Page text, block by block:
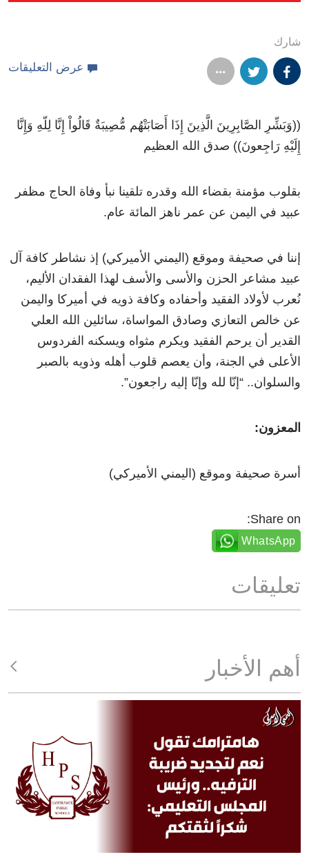
شارك
عرض التعليقات
((وَبَشِّرِ الصَّابِرِينَ الَّذِينَ إِذَا أَصَابَتْهُم مُّصِيبَةٌ قَالُواْ إِنَّا لِلّهِ وَإِنَّا
إِلَيْهِ رَاجِعونَ)) صدق الله العظيم
بقلوب مؤمنة بقضاء الله وقدره تلقينا نبأ وفاة الحاج مظفر
عبيد في اليمن عن عمر ناهز المائة عام.
إننا في صحيفة وموقع (اليمني الأميركي) إذ نشاطر كافة آل
عبيد مشاعر الحزن والأسى والأسف لهذا الفقدان الأليم،
نُعرب لأولاد الفقيد وأحفاده وكافة ذويه في أميركا واليمن
عن خالص التعازي وصادق المواساة، سائلين الله العلي
القدير أن يرحم الفقيد ويكرم مثواه ويسكنه الفردوس
الأعلى في الجنة، وأن يعصم قلوب أهله وذويه بالصبر
والسلوان.. “إنّا لله وإنّا إليه راجعون”.
المعزون:
أسرة صحيفة وموقع (اليمني الأميركي)
Share on:
WhatsApp
تعليقات
أهم الأخبار